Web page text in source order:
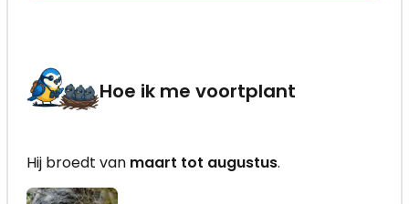
Hoe ik me voortplant
Hij broedt van maart tot augustus.